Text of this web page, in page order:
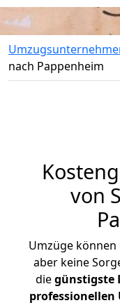
nach Pappenheim
von
Umzüge
aber keine
diegünstigste
professionellen